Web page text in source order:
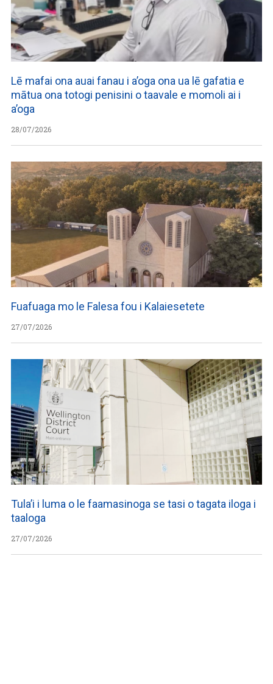
Lē mafai ona auai fanau i a’oga ona ua lē gafatia e
mātua ona totogi penisini o taavale e momoli ai i
a’oga
28/07/2026
Fuafuaga mo le Falesa fou i Kalaiesetete
27/07/2026
Tula’i i luma o le faamasinoga se tasi o tagata iloga i
taaloga
27/07/2026